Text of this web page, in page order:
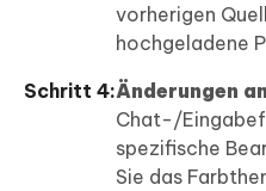
vorherigen
hochgeladene
Schritt 4:Änderungen
Chat-/
spezifische
Sie das